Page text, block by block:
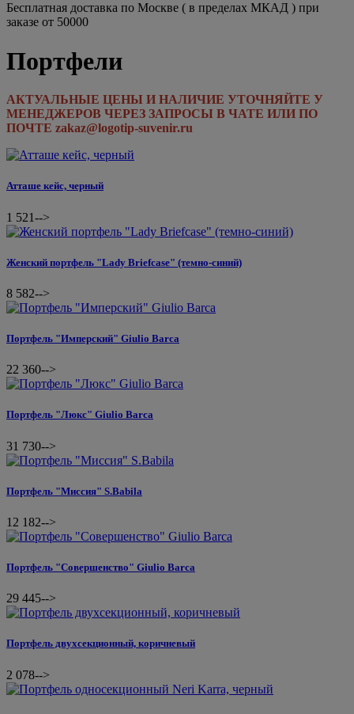
Бесплатная доставка по Москве ( в пределах МКАД ) при
заказе от 50000
Портфели
АКТУАЛЬНЫЕ ЦЕНЫ И НАЛИЧИЕ УТОЧНЯЙТЕ У
МЕНЕДЖЕРОВ ЧЕРЕЗ ЗАПРОСЫ В ЧАТЕ ИЛИ ПО
ПОЧТЕ zakaz@logotip-suvenir.ru
Атташе кейс, черный
1 521-->
Женский портфель "Lady Briefcase" (темно-синий)
8 582-->
Портфель "Имперский" Giulio Barca
22 360-->
Портфель "Люкс" Giulio Barca
31 730-->
Портфель "Миссия" S.Babila
12 182-->
Портфель "Совершенство" Giulio Barca
29 445-->
Портфель двухсекционный, коричневый
2 078-->